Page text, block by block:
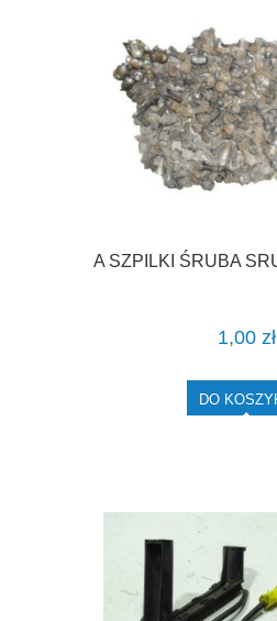
A SZPILKI ŚRUBA
1,00 zł
DO